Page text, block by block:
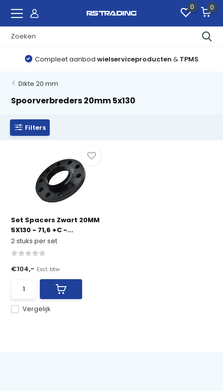
0 0
Compleet aanbod wielserviceproducten & TPMS
Dikte 20 mm
Spoorverbreders 20mm 5x130
Filters
Set Spacers Zwart 20MM
5X130 - 71,6 +C -...
2 stuks per set
Vergelijk
€104,- Excl. btw